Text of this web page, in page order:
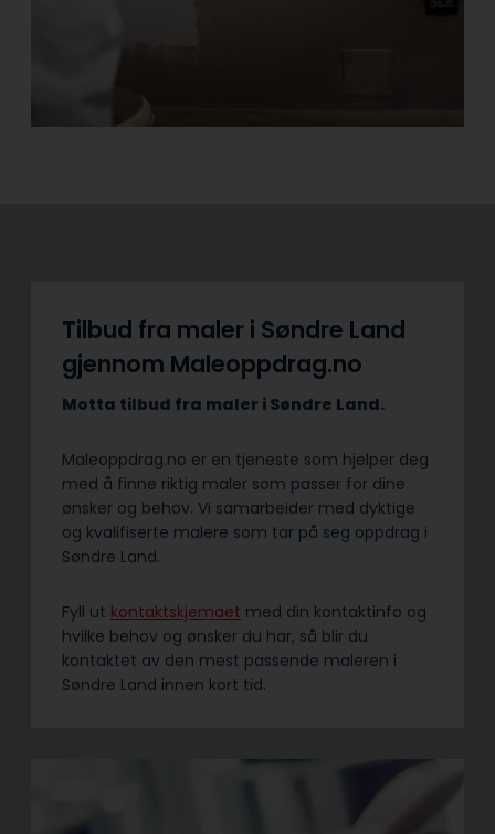
Tilbud fra maler i Søndre Land
gjennom Maleoppdrag.no
Motta tilbud fra maler i Søndre Land.
Maleoppdrag.no er en tjeneste som hjelper deg
med å finne riktig maler som passer for dine
ønsker og behov. Vi samarbeider med dyktige
og kvalifiserte malere som tar på seg oppdrag i
Søndre Land.
Fyll ut kontaktskjemaet med din kontaktinfo og
hvilke behov og ønsker du har, så blir du
kontaktet av den mest passende maleren i
Søndre Land innen kort tid.